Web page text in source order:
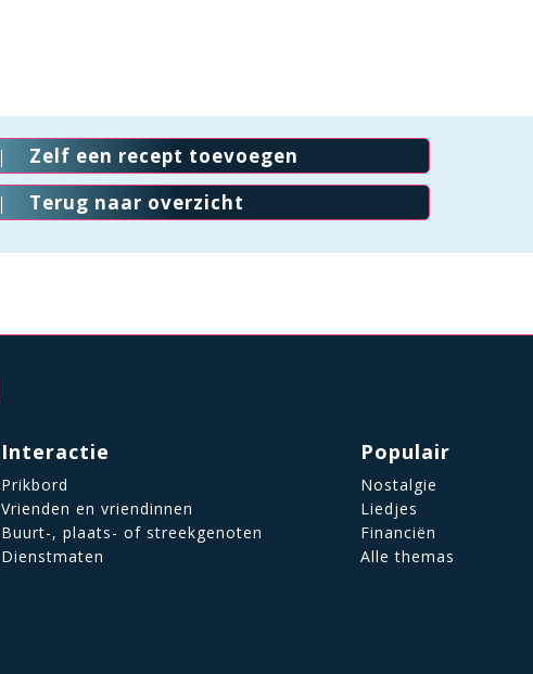
Zelf een recept toevoegen
Terug naar overzicht
Interactie
Prikbord
Vrienden en vriendinnen
Buurt-, plaats- of streekgenoten
Dienstmaten
Populair
Nostalgie
Liedjes
Financiën
Alle themas